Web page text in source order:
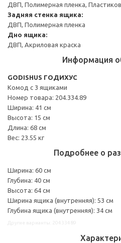
ДВП, Полимерная пленка,
Задняя стенка ящика:
ДВП, Полимерная пленка
Дно ящика:
ДВП, Акриловая краска
Информация
GODISHUS ГОДИХУС
Комод с 3 ящиками
Номер товара: 204.334.89
Ширина: 41 см
Высота: 15 см
Длина: 68 см
Вес: 23.55 кг
Подробнее о
Ширина: 60 см
Глубина: 40 см
Высота: 64 см
Ширина ящика (внутренняя): 53 см
Глубина ящика (внутренняя): 34 см